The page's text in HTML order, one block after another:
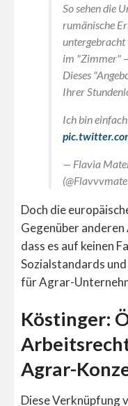
So sehen die
rumänische
untergebracht
im "Zimmer"
Dieses
Ihrer
Ich bin
— Flavia
Doch die
Gegenüber
dass es auf keinen
Sozialstandards
für Agrar-
Köstinger:
Agrar-
Diese Verknüpfung